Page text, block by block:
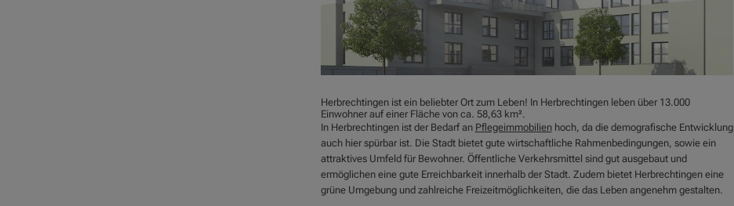
Herbrechtingen ist ein beliebter Ort zum Leben! In Herbrechtingen leben über 13.000
Einwohner auf einer Fläche von ca. 58,63 km².
In Herbrechtingen ist der Bedarf an Pflegeimmobilienhoch, da die demografische Entwicklung
auch hier spürbar ist. Die Stadt bietet gute wirtschaftliche Rahmenbedingungen, sowie ein
attraktives Umfeld für Bewohner. Öffentliche Verkehrsmittel sind gut ausgebaut und
ermöglichen eine gute Erreichbarkeit innerhalb der Stadt. Zudem bietet Herbrechtingen eine
grüne Umgebung und zahlreiche Freizeitmöglichkeiten, die das Leben angenehm gestalten.